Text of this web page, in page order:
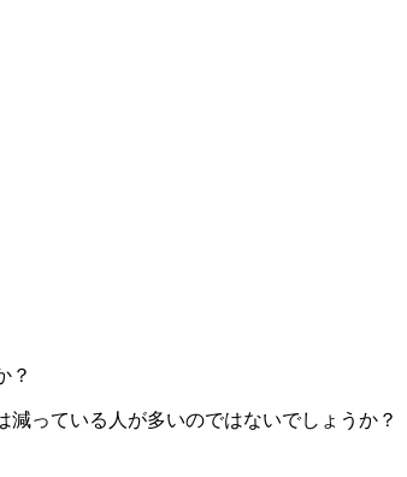
？
っている人が多いのではないでしょうか？